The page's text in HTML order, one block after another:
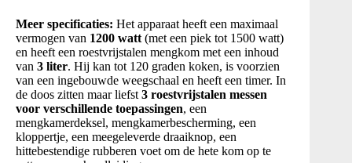
Meer specificaties: Het apparaat heeft een maximaal
vermogen van 1200 watt (met een piek tot 1500 watt)
en heeft een roestvrijstalen mengkom met een inhoud
van 3 liter. Hij kan tot 120 graden koken, is voorzien
van een ingebouwde weegschaal en heeft een timer. In
de doos zitten maar liefst 3 roestvrijstalen messen
voor verschillende toepassingen, een
mengkamerdeksel, mengkamerbescherming, een
kloppertje, een meegeleverde draaiknop, een
hittebestendige rubberen voet om de hete kom op te